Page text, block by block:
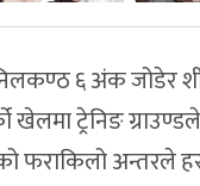
६ अंक जोडेर
ट्रेनिङ
फराकिलो अन्तरले